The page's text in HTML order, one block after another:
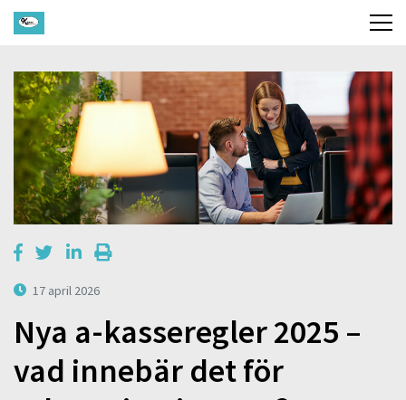
17 april 2026
Nya a-kasseregler 2025 –
vad innebär det för